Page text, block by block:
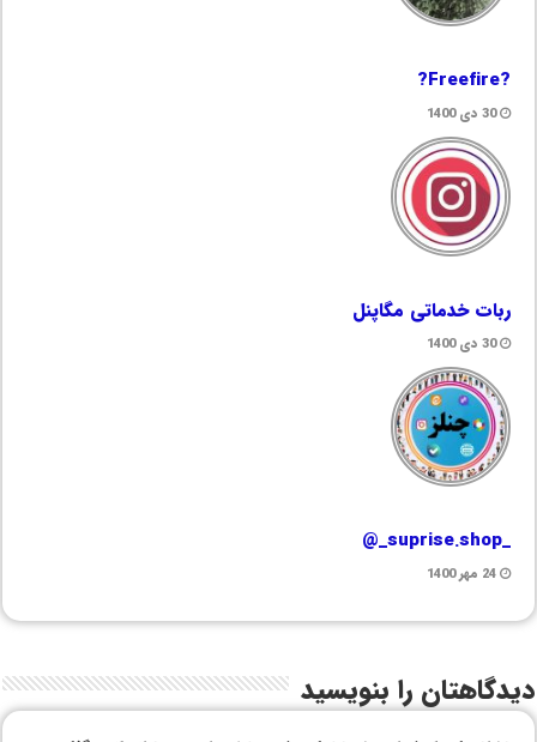
?Freefire?
30 دی 1400
ربات خدماتی مگاپنل
30 دی 1400
_suprise.shop_@
24 مهر 1400
دیدگاهتان را بنویسید